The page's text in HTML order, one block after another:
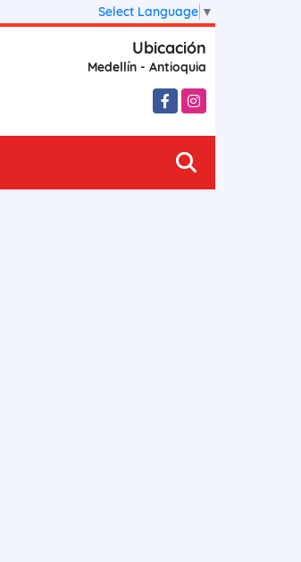
Select Language ▼
Ubicación
Medellín - Antioquia
FacebookInstagram